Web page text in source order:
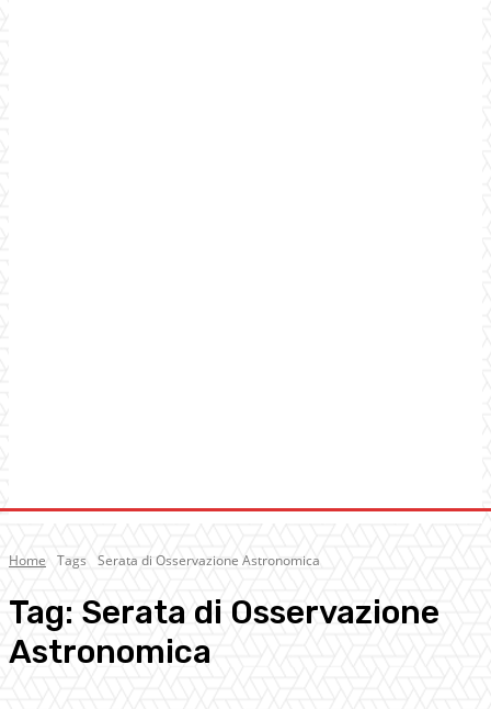
Home Tags Serata di Osservazione Astronomica
Tag: Serata di Osservazione
Astronomica